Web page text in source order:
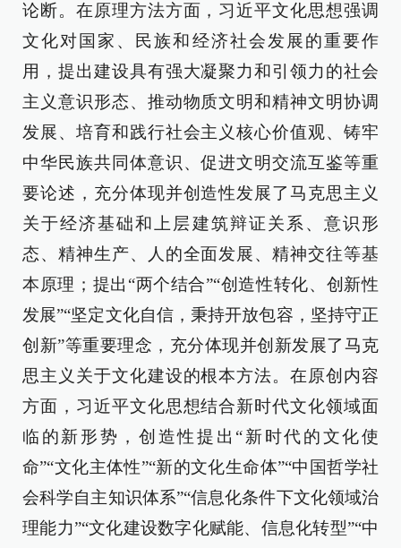
论断。在原理方法方面，习近平文化思想强调
文化对国家、民族和经济社会发展的重要作
用，提出建设具有强大凝聚力和引领力的社会
主义意识形态、推动物质文明和精神文明协调
发展、培育和践行社会主义核心价值观、铸牢
中华民族共同体意识、促进文明交流互鉴等重
要论述，充分体现并创造性发展了马克思主义
关于经济基础和上层建筑辩证关系、意识形
态、精神生产、人的全面发展、精神交往等基
本原理；提出“两个结合”“创造性转化、创新性
发展”“坚定文化自信，秉持开放包容，坚持守正
创新”等重要理念，充分体现并创新发展了马克
思主义关于文化建设的根本方法。在原创内容
方面，习近平文化思想结合新时代文化领域面
临的新形势，创造性提出“新时代的文化使
命”“文化主体性”“新的文化生命体”“中国哲学社
会科学自主知识体系”“信息化条件下文化领域治
理能力”“文化建设数字化赋能、信息化转型”“中